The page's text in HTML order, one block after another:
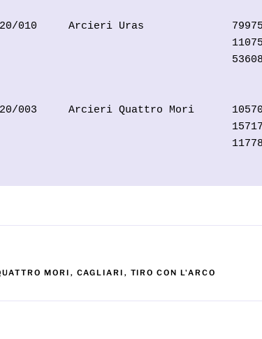
010     Arcieri Uras              79975
003     Arcieri Quattro Mori
MORI , CAGLIARI , TIRO CON L'ARCO